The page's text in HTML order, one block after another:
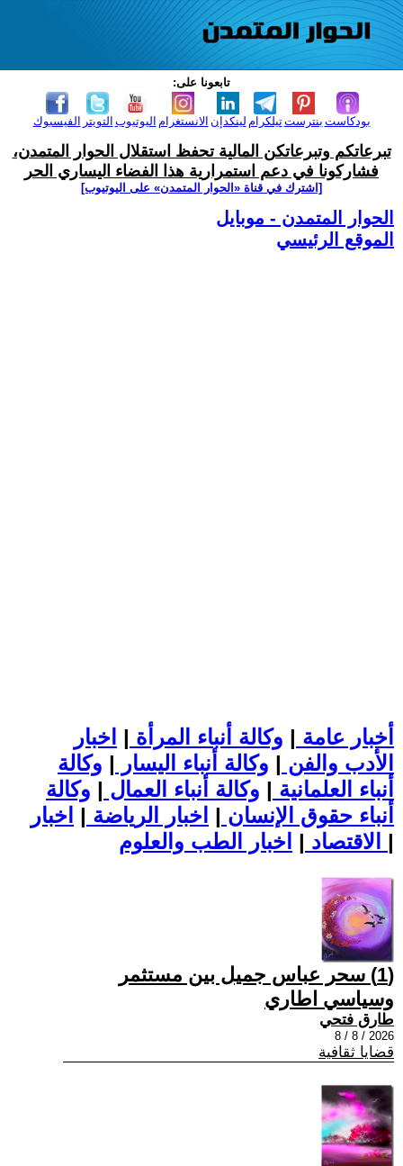
تابعونا على:
الفيسبوك التويتر اليوتيوب الانستغرام لينكدإن تيلكرامبنترست بودكاست
تبرعاتكم وتبرعاتكن المالية تحفظ استقلال الحوار المتمدن،
فشاركونا في دعم استمرارية هذا الفضاء اليساري الحر
[اشترك في قناة ‫«الحوار المتمدن» على اليوتيوب]
الحوار المتمدن - موبايل
الموقع الرئيسي
أخبار عامة | وكالة أنباء المرأة | اخبار
الأدب والفن | وكالة أنباء اليسار | وكالة
أنباء العلمانية | وكالة أنباء العمال | وكالة
أنباء حقوق الإنسان | اخبار الرياضة | اخبار
الاقتصاد | |
(1) سحر عباس جميل بين مستثمر
وسياسي اطاري
طارق فتحي
2026 / 8 / 8
قضايا ثقافية